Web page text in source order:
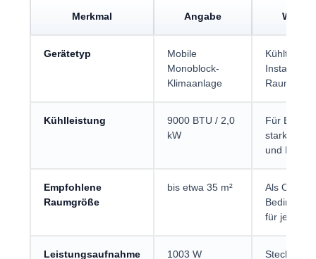
Merkmal Angabe Was
Gerätetyp
Mobile
Monoblock-
Klimaanlage
Kühlt mit
Raum.
Kühlleistung
9000 BTU / 2,0
kW
Für
stark von
und
Empfohlene
Raumgröße
bis etwa 35 m²
Als
für jeden
Leistungsaufnahme 1003 W
Steckdose